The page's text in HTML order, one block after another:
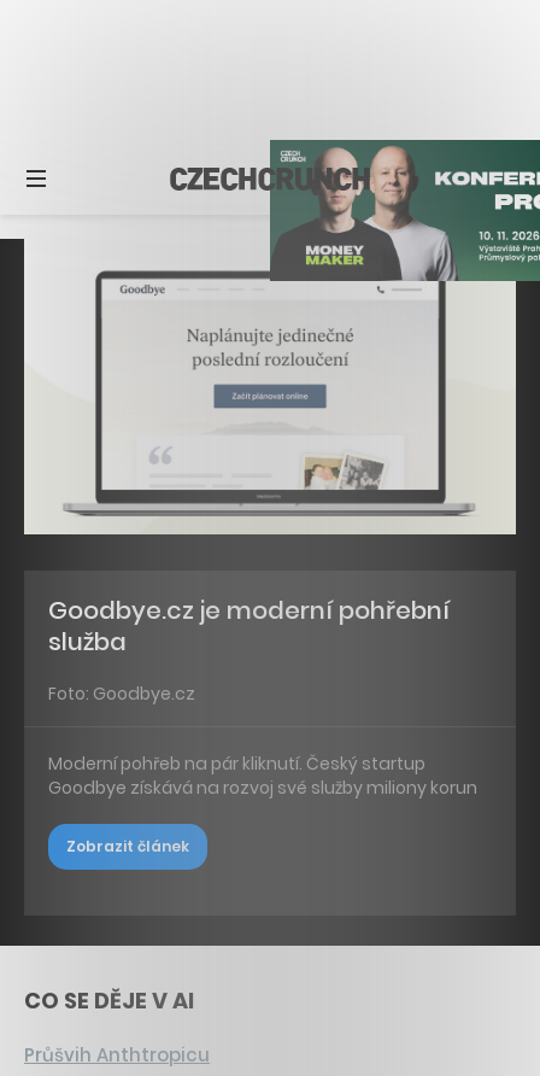
Goodbye.cz je moderní pohřební
služba
Foto: Goodbye.cz
Moderní pohřeb na pár kliknutí. Český startup
Goodbye získává na rozvoj své služby miliony korun
Zobrazit článek
CO SE DĚJE V AI
Průšvih Anthtropicu